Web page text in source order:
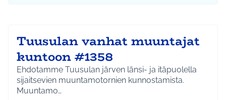
Tuusulan vanhat muuntajat
kuntoon #1358
Ehdotamme Tuusulan järven länsi- ja itäpuolella
sijaitsevien muuntamotornien kunnostamista.
Muuntamo…